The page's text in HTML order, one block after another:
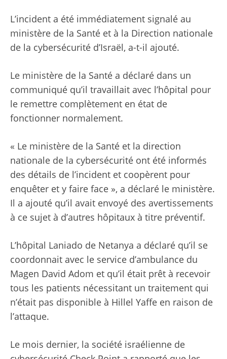
L’incident a été immédiatement signalé au
ministère de la Santé et à la Direction nationale
de la cybersécurité d’Israël, a-t-il ajouté.
Le ministère de la Santé a déclaré dans un
communiqué qu’il travaillait avec l’hôpital pour
le remettre complètement en état de
fonctionner normalement.
« Le ministère de la Santé et la direction
nationale de la cybersécurité ont été informés
des détails de l’incident et coopèrent pour
enquêter et y faire face », a déclaré le ministère.
Il a ajouté qu’il avait envoyé des avertissements
à ce sujet à d’autres hôpitaux à titre préventif.
L’hôpital Laniado de Netanya a déclaré qu’il se
coordonnait avec le service d’ambulance du
Magen David Adom et qu’il était prêt à recevoir
tous les patients nécessitant un traitement qui
n’était pas disponible à Hillel Yaffe en raison de
l’attaque.
Le mois dernier, la société israélienne de